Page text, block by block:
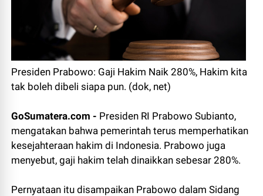
Presiden Prabowo: Gaji Hakim Naik 280%, Hakim kita
tak boleh dibeli siapa pun. (dok, net)
GoSumatera.com - Presiden RI Prabowo Subianto,
mengatakan bahwa pemerintah terus memperhatikan
kesejahteraan hakim di Indonesia. Prabowo juga
menyebut, gaji hakim telah dinaikkan sebesar 280%.
Pernyataan itu disampaikan Prabowo dalam Sidang